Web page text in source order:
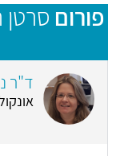
פורום סרטן
ד"ר